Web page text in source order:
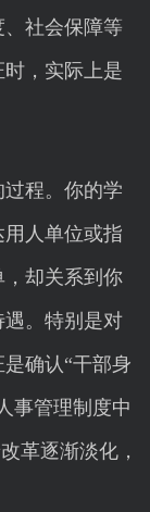
社会保障等
，实际上是
程。你的学
人单位或指
却关系到你
。特别是对
确认“干部身
事管理制度中
革逐渐淡化，